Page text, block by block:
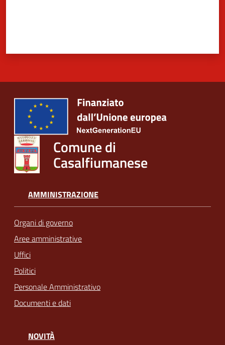
Comune di
Casalfiumanese
AMMINISTRAZIONE
Organi di governo
Aree amministrative
Uffici
Politici
Personale Amministrativo
Documenti e dati
NOVITÀ